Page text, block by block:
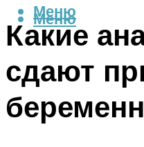
Меню
Меню
Какие
сдают